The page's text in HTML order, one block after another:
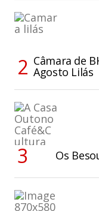
Câmara de
Agosto Lilás
Os